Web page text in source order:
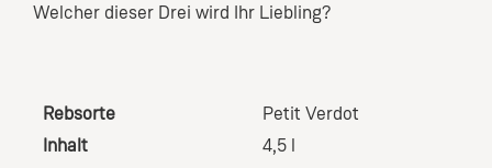
Welcher dieser Drei wird Ihr Liebling?
Rebsorte
Petit Verdot
Inhalt
4,5 l